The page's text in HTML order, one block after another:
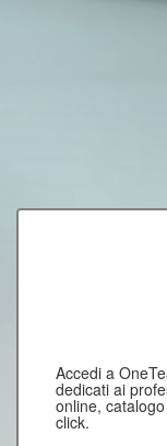
Accedi a
dedicati ai
online,
click.